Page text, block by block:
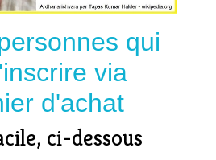
qui
via
d'achat
ci-dessous